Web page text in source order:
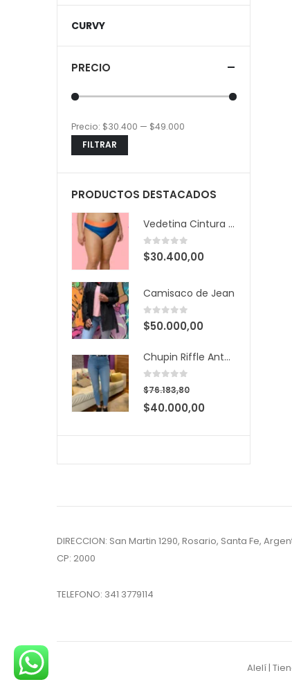
CURVY
PRECIO
Precio
Precio
FILTRAR
Precio: $30.400 — $49.000
PRODUCTOS DESTACADOS
Vedetina Cintura Bicolor
0out of 5
$30.400,00
Camisaco de Jean
0out of 5
$50.000,00
Chupin Riffle Antonella
0
$76.183,80
El
$40.000,00
DIRECCION: San Martin 1290, Rosario, Santa Fe,
CP: 2000
TELEFONO: 341 3779114
Alelí |